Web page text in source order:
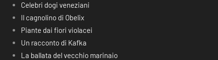
Celebri dogi veneziani
Il cagnolino di Obelix
Piante dai fiori violacei
Un racconto di Kafka
La ballata del vecchio marinaio